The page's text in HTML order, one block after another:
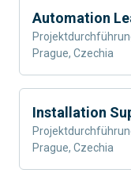
Automation
Prague, Czechia
Installation
Prague, Czechia